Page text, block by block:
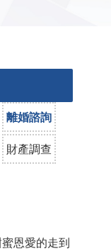
離婚諮詢
財產調查
恩愛的走到